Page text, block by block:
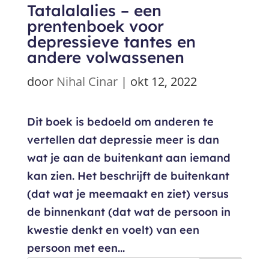
Tatalalalies – een
prentenboek voor
depressieve tantes en
andere volwassenen
door Nihal Cinar| okt 12, 2022
Dit boek is bedoeld om anderen te
vertellen dat depressie meer is dan
wat je aan de buitenkant aan iemand
kan zien. Het beschrijft de buitenkant
(dat wat je meemaakt en ziet) versus
de binnenkant (dat wat de persoon in
kwestie denkt en voelt) van een
persoon met een...